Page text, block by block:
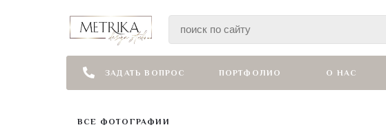
ЗАДАТЬ ВОПРОС ПОРТФОЛИО О НАС
ВСЕ ФОТОГРАФИИ